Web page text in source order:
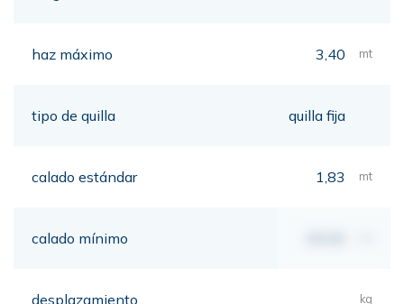
haz máximo 3,40 mt
tipo de quilla quilla fija
calado estándar 1,83 mt
calado mínimo
desplazamiento kg